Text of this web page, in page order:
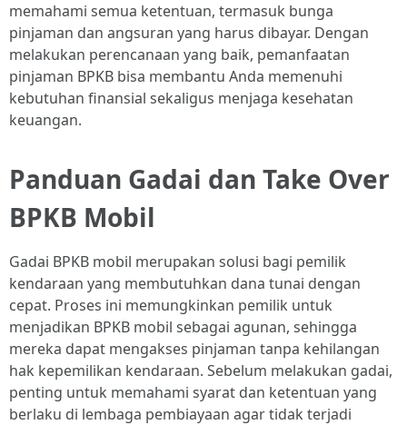
memahami semua ketentuan, termasuk bunga
pinjaman dan angsuran yang harus dibayar. Dengan
melakukan perencanaan yang baik, pemanfaatan
pinjaman BPKB bisa membantu Anda memenuhi
kebutuhan finansial sekaligus menjaga kesehatan
keuangan.
Panduan Gadai dan Take Over
BPKB Mobil
Gadai BPKB mobil merupakan solusi bagi pemilik
kendaraan yang membutuhkan dana tunai dengan
cepat. Proses ini memungkinkan pemilik untuk
menjadikan BPKB mobil sebagai agunan, sehingga
mereka dapat mengakses pinjaman tanpa kehilangan
hak kepemilikan kendaraan. Sebelum melakukan gadai,
penting untuk memahami syarat dan ketentuan yang
berlaku di lembaga pembiayaan agar tidak terjadi